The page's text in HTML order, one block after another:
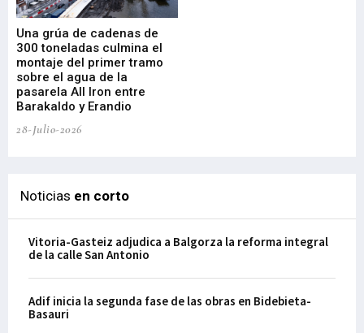
Una grúa de cadenas de
300 toneladas culmina el
montaje del primer tramo
sobre el agua de la
pasarela All Iron entre
Barakaldo y Erandio
28-Julio-2026
Noticias en corto
Vitoria-Gasteiz adjudica a Balgorza la reforma integral
de la calle San Antonio
Adif inicia la segunda fase de las obras en Bidebieta-
Basauri